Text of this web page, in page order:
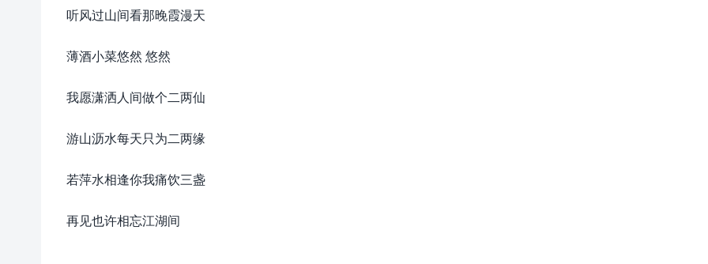
听风过山间看那晚霞漫天
薄酒小菜悠然 悠然
我愿潇洒人间做个二两仙
游山沥水每天只为二两缘
若萍水相逢你我痛饮三盏
再见也许相忘江湖间